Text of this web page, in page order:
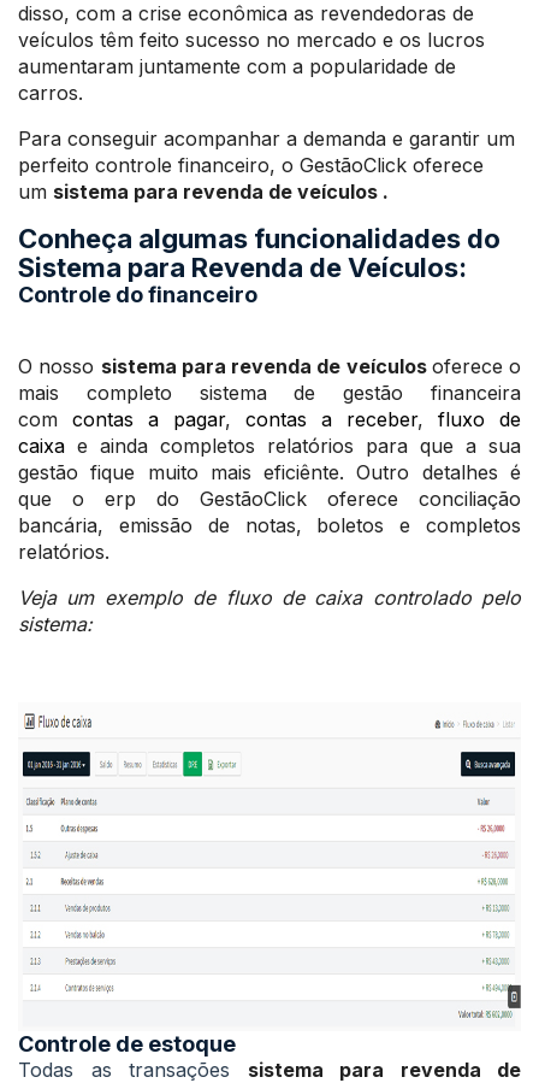
disso, com a crise econômica as revendedoras de
veículos têm feito sucesso no mercado e os lucros
aumentaram juntamente com a popularidade de
carros.
Para conseguir acompanhar a demanda e garantir um
perfeito controle financeiro, o GestãoClick oferece
um sistema para revenda de veículos .
Conheça algumas funcionalidades do
Sistema para Revenda de Veículos:
Controle do financeiro
O nosso sistema para revenda de veículos oferece o
mais completo sistema de gestão financeira
com contas a pagar, contas a receber, fluxo de
caixa e ainda completos relatórios para que a sua
gestão fique muito mais eficiênte. Outro detalhes é
que o erp do GestãoClick oferece conciliação
bancária, emissão de notas, boletos e completos
relatórios.
Veja um exemplo de fluxo de caixa controlado pelo
sistema:
Controle de estoque
Todas as transações sistema para revenda de